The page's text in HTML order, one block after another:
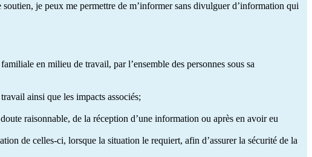
je peux me permettre de m’informer sans divulguer d’information qui
en milieu de travail, par l’ensemble des personnes sous sa
ainsi que les impacts associés;
raisonnable, de la réception d’une information ou après en avoir eu
de celles-ci, lorsque la situation le requiert, afin d’assurer la sécurité de la